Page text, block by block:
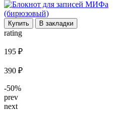
Купить В закладки
rating
195 ₽
390 ₽
-50%
prev
next